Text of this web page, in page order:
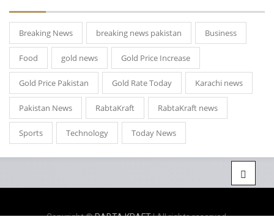
Breaking News breaking news pakistan Business
Food gold news Gold Price Increase
Gold Price Pakistan Gold Rate Today Karachi news
Pakistan News RabtaKraft RabtaKraft news
Sports Technology Today News